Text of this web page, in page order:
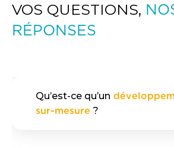
VOS QUESTIONS,
RÉPONSES
Qu’est-ce qu’un
sur-mesure ?